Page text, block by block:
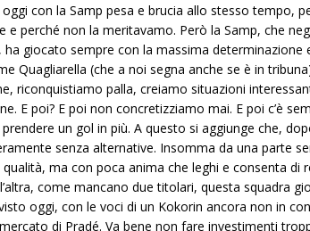
con la Samp pesa e brucia allo stesso tempo,
e perché non la meritavamo. Però la Samp, che
ha giocato sempre con la massima determinazione
Quagliarella (che a noi segna anche se è in
riconquistiamo palla, creiamo situazioni
E poi? E poi non concretizziamo mai. E poi c’è
un gol in più. A questo si aggiunge che,
senza alternative. Insomma da una parte
qualità, ma con poca anima che leghi e consenta di
come mancano due titolari, questa squadra
oggi, con le voci di un Kokorin ancora non in
di Pradé. Va bene non fare investimenti